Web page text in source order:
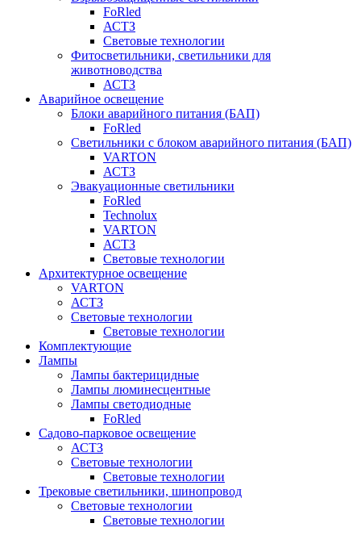
FoRled
АСТЗ
Световые технологии
Фитосветильники, светильники для
животноводства
АСТЗ
Аварийное освещение
Блоки аварийного питания (БАП)
FoRled
Светильники с блоком аварийного питания (БАП)
VARTON
АСТЗ
Эвакуационные светильники
FoRled
Technolux
VARTON
АСТЗ
Световые технологии
Архитектурное освещение
VARTON
АСТЗ
Световые технологии
Световые технологии
Комплектующие
Лампы
Лампы бактерицидные
Лампы люминесцентные
Лампы светодиодные
FoRled
Садово-парковое освещение
АСТЗ
Световые технологии
Световые технологии
Трековые светильники, шинопровод
Световые технологии
Световые технологии